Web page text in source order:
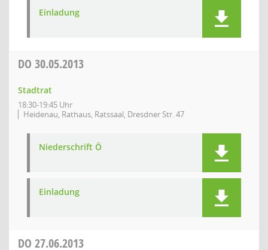
Einladung
DO 30.05.2013
Stadtrat
18:30-19:45 Uhr
Heidenau, Rathaus, Ratssaal, Dresdner Str. 47
Niederschrift Ö
Einladung
DO 27.06.2013